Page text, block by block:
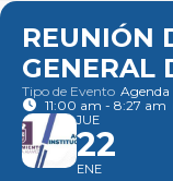
REUNIÓN
GENERAL
Tipo de Evento
11:00 am - 8:27 am
JUE
22
ENE